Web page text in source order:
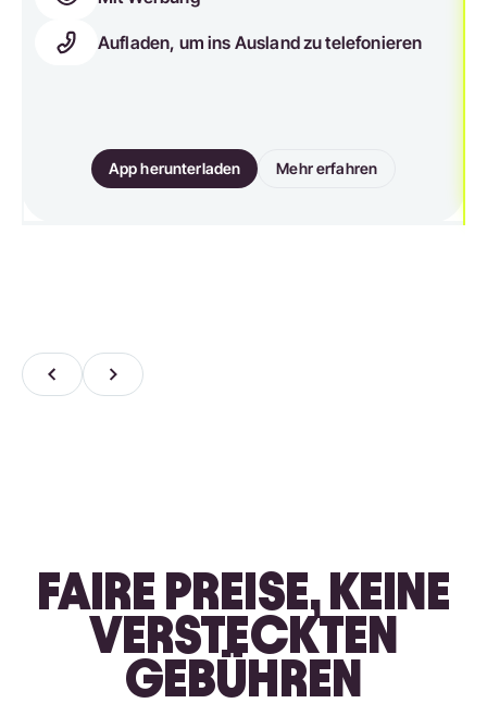
Aufladen, um ins Ausland zu telefonieren
App herunterladen Mehr erfahren
FAIRE PREISE, KEINE
VERSTECKTEN
GEBÜHREN